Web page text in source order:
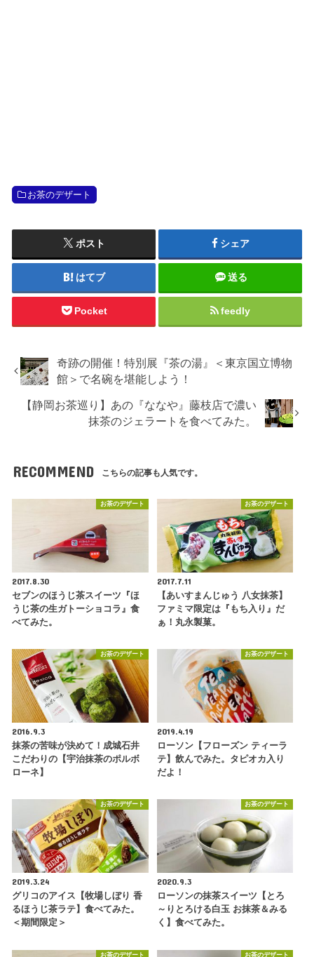
お茶のデザート
ポスト シェア
はてブ 送る
Pocket feedly
奇跡の開催！特別展『茶の湯』＜東京国立博物
館＞で名碗を堪能しよう！
【静岡お茶巡り】あの『ななや』藤枝店で濃い
抹茶のジェラートを食べてみた。
RECOMMEND こちらの記事も人気です。
お茶のデザート
2017.8.30
セブンのほうじ茶スイーツ『ほ
うじ茶の生ガトーショコラ』食
べてみた。
お茶のデザート
2017.7.11
【あいすまんじゅう 八女抹茶】
ファミマ限定は『もち入り』だ
ぁ！丸永製菓。
お茶のデザート
2016.9.3
抹茶の苦味が決めて！成城石井
こだわりの【宇治抹茶のポルボ
ローネ】
お茶のデザート
2019.4.19
ローソン【フローズン ティーラ
テ】飲んでみた。タピオカ入り
だよ！
お茶のデザート
2019.3.24
グリコのアイス【牧場しぼり 香
るほうじ茶ラテ】食べてみた。
＜期間限定＞
お茶のデザート
2020.9.3
ローソンの抹茶スイーツ【とろ
～りとろける白玉 お抹茶＆みる
く】食べてみた。
お茶のデザート お茶のデザート